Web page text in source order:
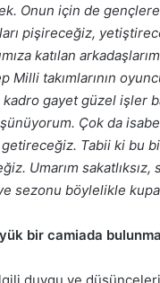
Onun için de gençlere
pişireceğiz,
katılan
Milli takımlarının
gayet güzel işler
Çok da
getireceğiz. Tabii ki
Umarım
sezonu böylelikle
bir camiada